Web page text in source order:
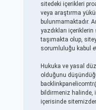
sitedeki içerikleri
veya araştırma
bulunmamaktadır.
yazdıkları
taşımakta olup,
sorumluluğu kabul
Hukuka ve yasal
olduğunu
bildirmeniz halinde,
içerisinde sitemizden